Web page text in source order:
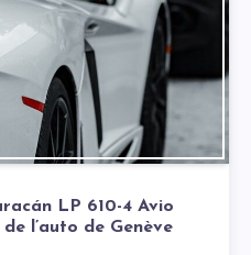
LP 610-4 Avio
l’auto de Genève